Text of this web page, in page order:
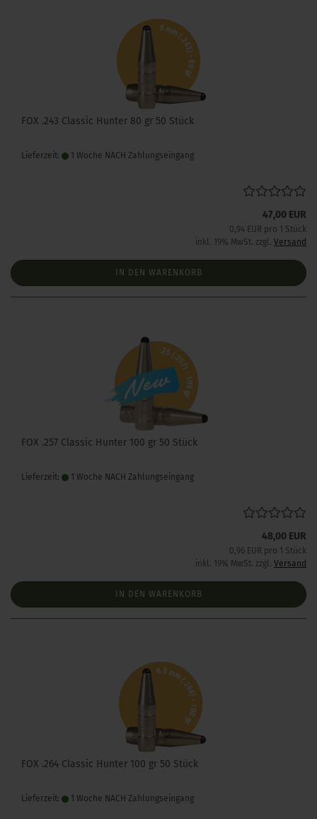
FOX .243 Classic Hunter 80 gr 50 Stück
Lieferzeit: 1 Woche NACH Zahlungseingang
47,00 EUR
0,94 EUR pro 1 Stück
inkl. 19% MwSt. zzgl. Versand
IN DEN WARENKORB
FOX .257 Classic Hunter 100 gr 50 Stück
Lieferzeit: 1 Woche NACH Zahlungseingang
48,00 EUR
0,96 EUR pro 1 Stück
inkl. 19% MwSt. zzgl. Versand
IN DEN WARENKORB
FOX .264 Classic Hunter 100 gr 50 Stück
Lieferzeit: 1 Woche NACH Zahlungseingang